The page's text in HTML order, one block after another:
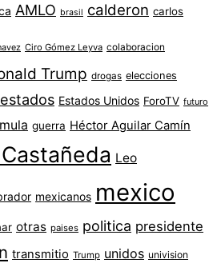
AMLO brasil calderon carlos
Ciro Gómez Leyva colaboracion
Trump drogas elecciones
estados Estados Unidos ForoTV futuro
guerra Héctor Aguilar Camín
Leo
mexicanos mexico
otras paises politica presidente
transmitio Trump unidos univision